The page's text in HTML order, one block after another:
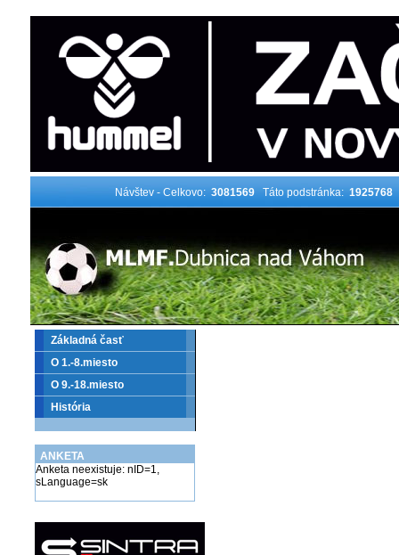
Návštev - Celkovo: 3081569 Táto podstránka: 1925768
Základná časť
O 1.-8.miesto
O 9.-18.miesto
História
ANKETA
Anketa neexistuje: nID=1,
sLanguage=sk